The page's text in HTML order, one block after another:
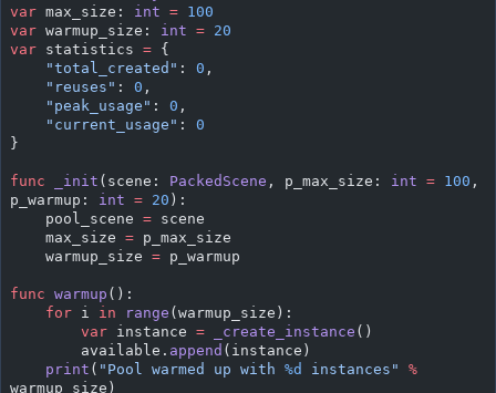
var max_size: int = 100
var warmup_size: int = 20
var statistics = {
    "total_created"
: 0 ,
    "reuses"
: 0 ,
    "peak_usage"
: 0 ,
    "current_usage"
: 0
}
func _init (scene: PackedScene , p_max_size: int = 100 ,
p_warmup: int = 20 ):
    pool_scene
= scene
    max_size
= p_max_size
    warmup_size
= p_warmup
func warmup ():
    for
i in range (warmup_size):
        var
instance = _create_instance ()
        available.
append (instance)
    print
( "Pool warmed up with %d instances"
%
warmup_size)